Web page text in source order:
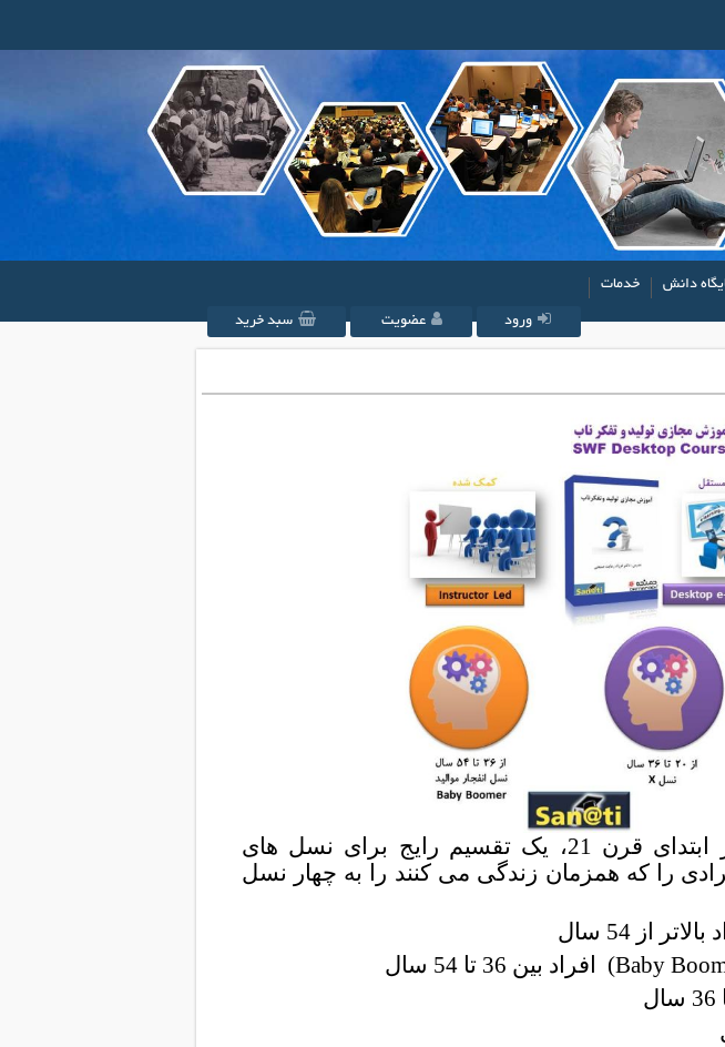
دانش خدمات
ورود عضویت سبد خرید
قرن 21،
یک تقسیم رایج برای نسل های
را که همزمان زندگی می کنند را به چهار نسل